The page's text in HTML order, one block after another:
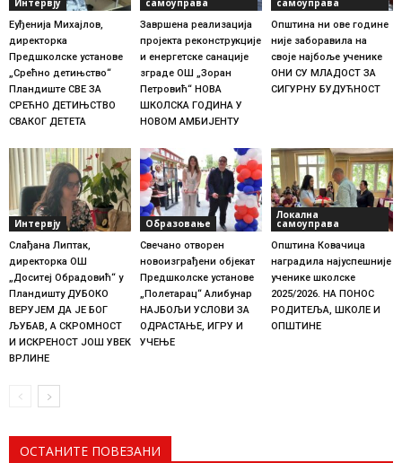
Еуђенија Михајлов,
директорка
Предшколске установе
„Срећно детињство“
Пландиште СВЕ ЗА
СРЕЋНО ДЕТИЊСТВО
СВАКОГ ДЕТЕТА
Завршена реализација
пројекта реконструкције
и енергетске санације
зграде ОШ „Зоран
Петровић“ НОВА
ШКОЛСКА ГОДИНА У
НОВОМ АМБИЈЕНТУ
Општина ни ове године
није заборавила на
своје најбоље ученике
ОНИ СУ МЛАДОСТ ЗА
СИГУРНУ БУДУЋНОСТ
Интервју
Слађана Липтак,
директорка ОШ
„Доситеј Обрадовић“ у
Пландишту ДУБОКО
ВЕРУЈЕМ ДА ЈЕ БОГ
ЉУБАВ, А СКРОМНОСТ
И ИСКРЕНОСТ ЈОШ УВЕК
ВРЛИНЕ
Образовање
Свечано отворен
новоизграђени објекат
Предшколске установе
„Полетарац“ Алибунар
НАЈБОЉИ УСЛОВИ ЗА
ОДРАСТАЊЕ, ИГРУ И
УЧЕЊЕ
Локална
самоуправа
Општина Ковачица
наградила најуспешније
ученике школске
2025/2026. НА ПОНОС
РОДИТЕЉА, ШКОЛЕ И
ОПШТИНЕ
ОСТАНИТЕ ПОВЕЗАНИ